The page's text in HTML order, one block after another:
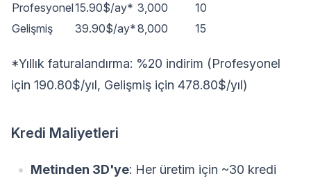
Profesyonel15.90$/ay* 3,000
10
Gelişmiş
39.90$/ay*8,000 15
*Yıllık faturalandırma: %20 indirim (Profesyonel
için 190.80$/yıl, Gelişmiş için 478.80$/yıl)
Kredi Maliyetleri
Metinden 3D'ye: Her üretim için ~30 kredi